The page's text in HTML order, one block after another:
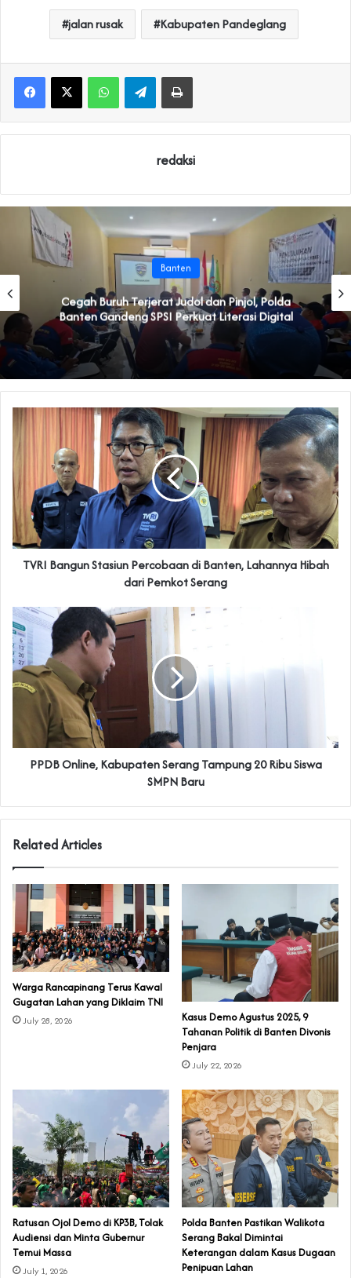
jalan rusak Kabupaten Pandeglang
WhatsAppTelegramPrint
redaksi
Banten
Cegah Buruh Terjerat Judol dan Pinjol, Polda
Banten Gandeng SPSI Perkuat Literasi Digital
TVRI Bangun Stasiun Percobaan di Banten, Lahannya Hibah
dari Pemkot Serang
PPDB Online, Kabupaten Serang Tampung 20 Ribu Siswa
SMPN Baru
Related Articles
‎Warga Rancapinang Terus Kawal
Gugatan Lahan yang Diklaim TNI‎‎
July 28, 2026
‎Kasus Demo Agustus 2025, 9
Tahanan Politik di Banten Divonis
Penjara
July 22, 2026
‎Ratusan Ojol Demo di KP3B, Tolak
Audiensi dan Minta Gubernur
Temui Massa
July 1, 2026
Polda Banten Pastikan Walikota
Serang Bakal Dimintai
Keterangan dalam Kasus Dugaan
Penipuan Lahan